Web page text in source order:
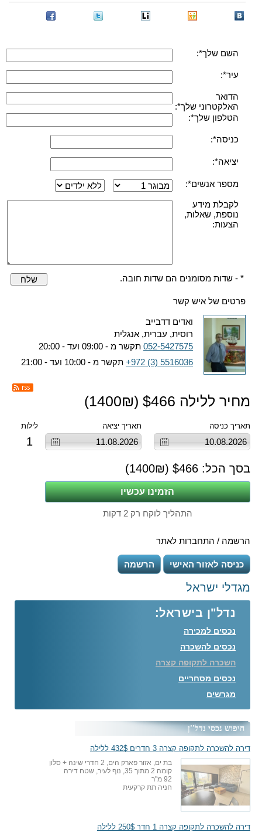
השם שלך*:
עיר*:
הדואר
האלקטרוני שלך*:
הטלפון שלך*:
כניסה*:
יציאה*:
מספר אנשים*:
לקבלת מידע
נוספת, שאלות,
הצעות:
* - שדות מסומנים הם שדות חובה. שלח
פרטים של איש קשר
ואדים דדבייב
רוסית, עברית, אנגלית
052-5427575 תקשר מ - 09:00 ועד - 20:00
+972 (3) 5516036 תקשר מ - 10:00 ועד - 21:00
מחיר ללילה $ 466
(
1400₪)
תאריך כניסה תאריך יציאה לילות
1
בסך הכל: $ 466
(
1400₪)
התהליך לוקח רק 2 דקות
הרשמה / התחברות לאתר
כניסה לאזור האישי הרשמה
מגדלי ישראל
נדל"ן בישראל:
נכסים למכירה
נכסים להשכרה
השכרה לתקופה קצרה
נכסים מסחריים
מגרשים
חיפוש נכסי נדל''ן
דירה להשכרה לתקופה קצרה 3 חדרים 432$ ללילה
בת ים, אזור פארק הים, 2 חדרי שינה + סלון
קומה 2 מתוך 35, נוף לעיר, שטח דירה
92 מ"ר
חניה תת קרקעית
דירה להשכרה לתקופה קצרה 1 חדר 250$ ללילה